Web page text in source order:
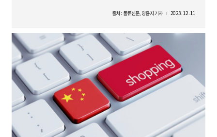
q
u
출처 : 물류신문, 양윤지 기자 2023. 12. 11